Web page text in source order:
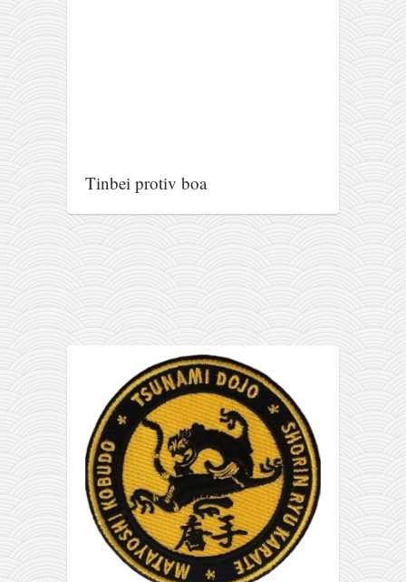
termini treninga
moja priča
fotke
kontakt
Tinbei protiv boa